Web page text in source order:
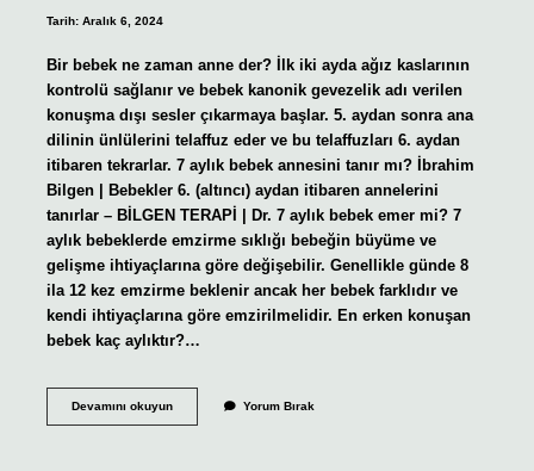
Tarih: Aralık 6, 2024
Bir bebek ne zaman anne der? İlk iki ayda ağız kaslarının
kontrolü sağlanır ve bebek kanonik gevezelik adı verilen
konuşma dışı sesler çıkarmaya başlar. 5. aydan sonra ana
dilinin ünlülerini telaffuz eder ve bu telaffuzları 6. aydan
itibaren tekrarlar. 7 aylık bebek annesini tanır mı? İbrahim
Bilgen | Bebekler 6. (altıncı) aydan itibaren annelerini
tanırlar – BİLGEN TERAPİ | Dr. 7 aylık bebek emer mi? 7
aylık bebeklerde emzirme sıklığı bebeğin büyüme ve
gelişme ihtiyaçlarına göre değişebilir. Genellikle günde 8
ila 12 kez emzirme beklenir ancak her bebek farklıdır ve
kendi ihtiyaçlarına göre emzirilmelidir. En erken konuşan
bebek kaç aylıktır?…
Devamını okuyun7
Yorum Bırak